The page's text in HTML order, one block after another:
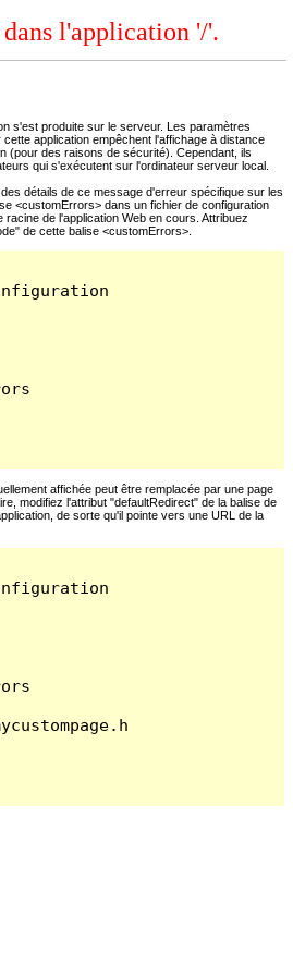
l'application '/'.
s'est produite sur le serveur. Les paramètres
application empêchent l'affichage à distance
(pour des raisons de sécurité). Cependant, ils
qui s'exécutent sur l'ordinateur serveur local.
détails de ce message d'erreur spécifique sur les
<customErrors> dans un fichier de configuration
de l'application Web en cours. Attribuez
de cette balise <customErrors>.
affichée peut être remplacée par une page
modifiez l'attribut "defaultRedirect" de la balise de
de sorte qu'il pointe vers une URL de la